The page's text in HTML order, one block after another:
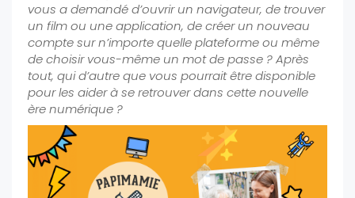
vous a demandé d’ouvrir un navigateur, de trouver
un film ou une application, de créer un nouveau
compte sur n’importe quelle plateforme ou même
de choisir vous-même un mot de passe ? Après
tout, qui d’autre que vous pourrait être disponible
pour les aider à se retrouver dans cette nouvelle
ère numérique ?